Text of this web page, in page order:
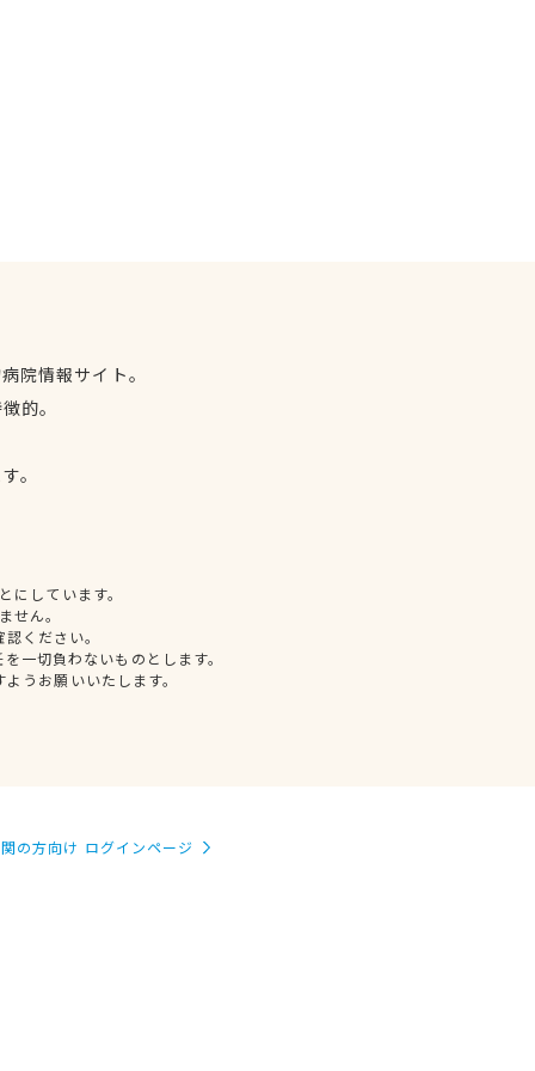
院情報サイト。
的。
。
しています。
せん。
ください。
一切負わないものとします。
うお願いいたします。
の方向け ログインページ